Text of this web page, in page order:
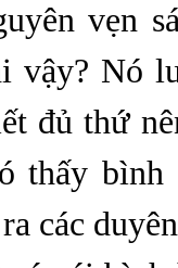
vẹn
vậy? Nó
đủ thứ
thấy bình
các